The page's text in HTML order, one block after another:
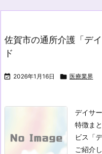
佐賀市の通所介護「デ
ド
 2026年1月16日  医療業界
デイサ
特徴ま
ビス「
ご紹介